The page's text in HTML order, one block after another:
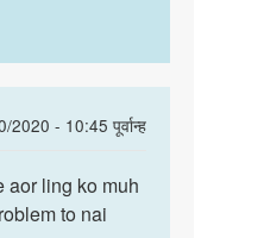
2020 - 10:45 पूर्वान्ह
aor ling ko muh
to nai